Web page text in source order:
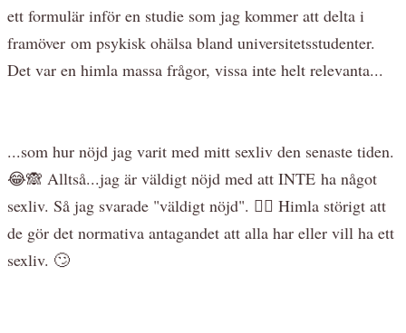
ett formulär inför en studie som jag kommer att delta i
framöver om psykisk ohälsa bland universitetsstudenter.
Det var en himla massa frågor, vissa inte helt relevanta...
...som hur nöjd jag varit med mitt sexliv den senaste tiden.
😂🙈 Alltså...jag är väldigt nöjd med att INTE ha något
sexliv. Så jag svarade "väldigt nöjd". 🤷‍♀️ Himla störigt att
de gör det normativa antagandet att alla har eller vill ha ett
sexliv. 🙄